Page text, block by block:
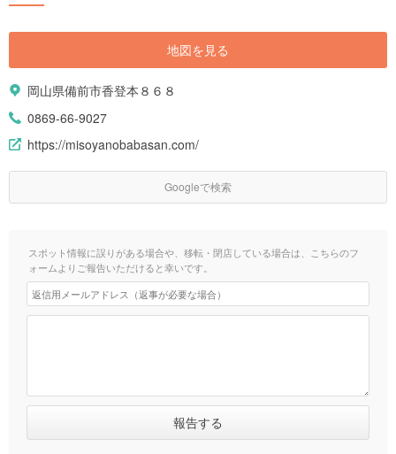
地図を見る
岡山県備前市香登本８６８
0869-66-9027
https://misoyanobabasan.com/
Googleで検索
スポット情報に誤りがある場合や、移転・閉店している場合は、こちらのフ
ォームよりご報告いただけると幸いです。